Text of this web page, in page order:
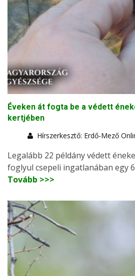
Éveken át fogta be a védett
kertjében
Hírszerkesztő: Erdő-Mező
Legalább 22 példány védett
foglyul csepeli ingatlanában egy
Tovább >>>